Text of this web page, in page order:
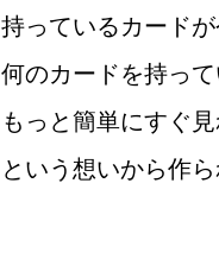
持っているカード
何のカードを持っ
もっと簡単にすぐ
という想いから作ら